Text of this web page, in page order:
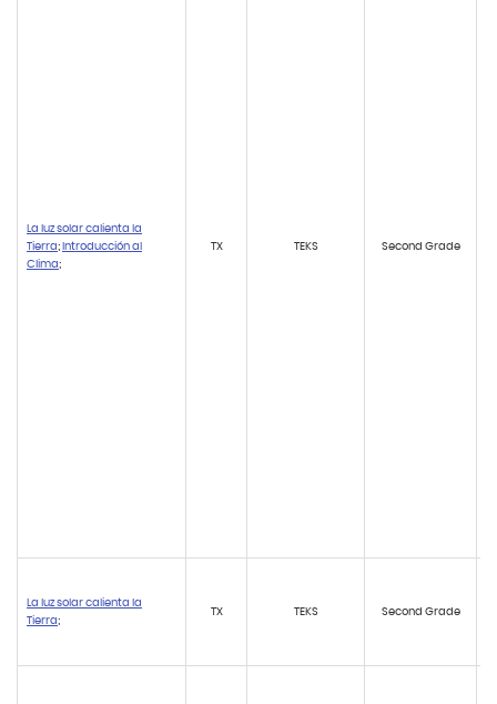
La luz solar calienta la
Tierra; Introducción al
Clima;
TX TEKS Second Grade
La luz solar calienta la
Tierra;
TX TEKS Second Grade